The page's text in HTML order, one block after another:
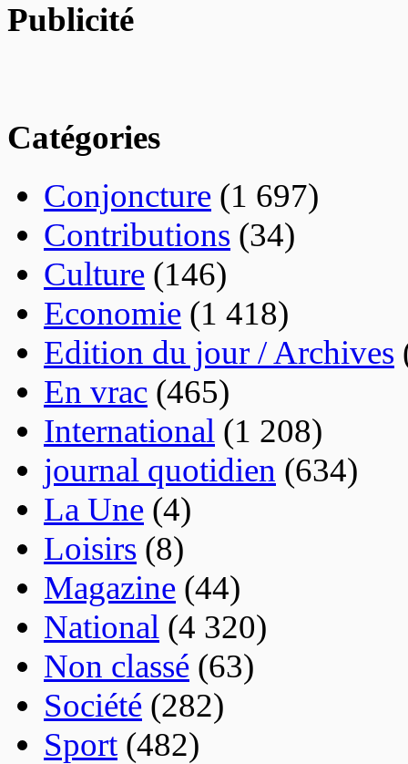
Publicité
Catégories
Conjoncture (1 697)
Contributions (34)
Culture (146)
Economie (1 418)
Edition du jour / Archives
En vrac (465)
International (1 208)
journal quotidien (634)
La Une (4)
Loisirs (8)
Magazine (44)
National (4 320)
Non classé (63)
Société (282)
Sport (482)